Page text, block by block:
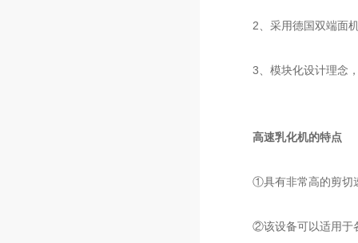
2、采用德国双端面机
3、模块化设计理念，
高速乳化机的特点
①具有非常高的剪切速
②该设备可以适用于各